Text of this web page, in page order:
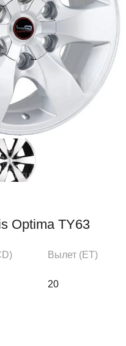
Optima TY63
Вылет (ЕТ)
20